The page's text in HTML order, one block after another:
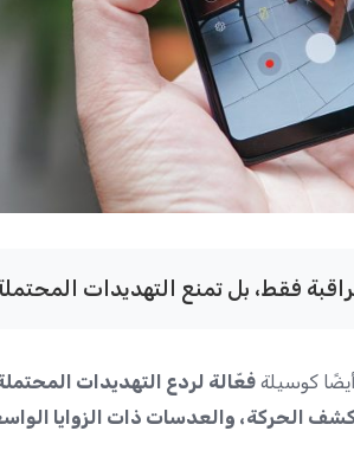
فقط، بل تمنع التهديدات
كوسيلة فعّالة لردع التهديدات
وكشف الحركة، والعدسات ذات الزوايا